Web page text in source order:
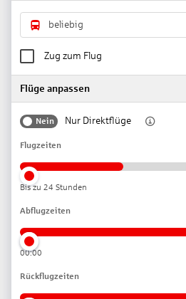
beliebig
Zug zum Flug
Flüge anpassen
Nein Nur Direktflüge
Flugzeiten
Bis zu 24 Stunden
Abflugzeiten
00:00
Rückflugzeiten